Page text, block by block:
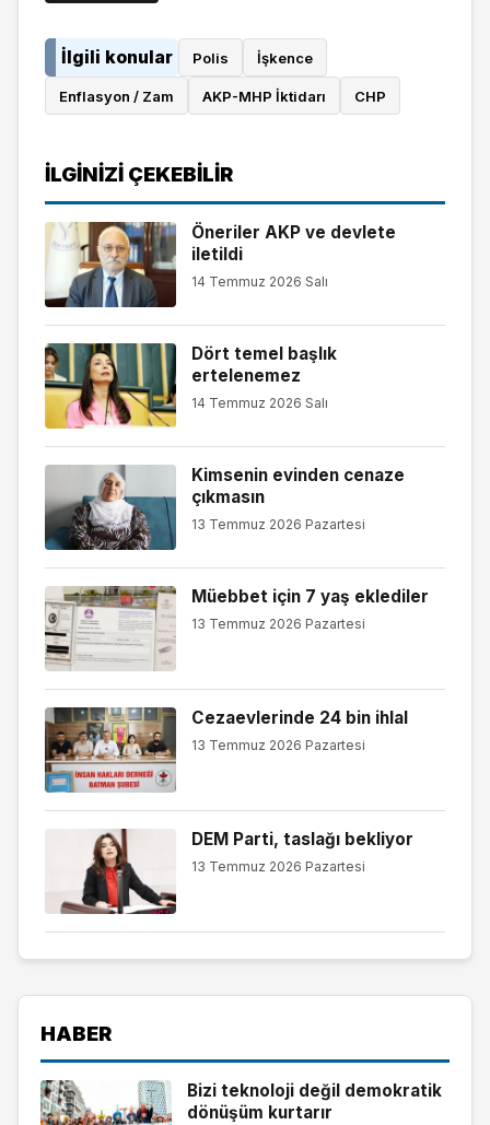
İlgili konular Polis İşkence
Enflasyon / Zam AKP-MHP İktidarı CHP
İLGINIZI ÇEKEBILIR
Öneriler AKP ve devlete
iletildi
14 Temmuz 2026 Salı
Dört temel başlık
ertelenemez
14 Temmuz 2026 Salı
Kimsenin evinden cenaze
çıkmasın
13 Temmuz 2026 Pazartesi
Müebbet için 7 yaş eklediler
13 Temmuz 2026 Pazartesi
Cezaevlerinde 24 bin ihlal
13 Temmuz 2026 Pazartesi
DEM Parti, taslağı bekliyor
13 Temmuz 2026 Pazartesi
HABER
Bizi teknoloji değil demokratik
dönüşüm kurtarır